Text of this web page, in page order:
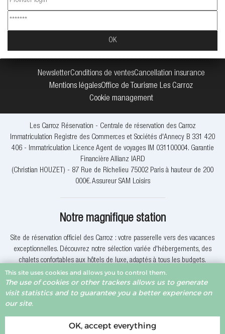
NewsletterConditions de ventesCancellation insurance
Mentions légalesOffice de Tourisme Les Carroz
Cookie management
Les Carroz Réservation - Centrale de réservation des Carroz
Immatriculation Registre des Commerces et Sociétés d'Annecy B 331 420
406 - Immatriculation Licence Agent de voyages IM 031100004. Garantie
Financière Allianz IARD
(Christian HOUZET) - 87 Rue de Richelieu 75002 Paris à hauteur de 200
000€. Assureur SAM Loisirs
Notre magnifique station
Site de réservation officiel des Carroz : votre passerelle vers des vacances
exceptionnelles. Découvrez notre sélection variée d'hébergements, des
chalets confortables aux hôtels de luxe, adaptés à tous les budgets.
Explorez nos activités uniques qui vous immergeront dans la beauté des
Alpes. Que vous soyez un amateur de ski, de randonnée ou simplement en
Pourquoi réserver avec nous? Nous offrons des offres exclusives, une
This site uses cookies and allows you to control them.
The use of cookies or other trackers allows us to generate
visit statistics and to guarantee you a better experience on
our site.
OK, accept everything